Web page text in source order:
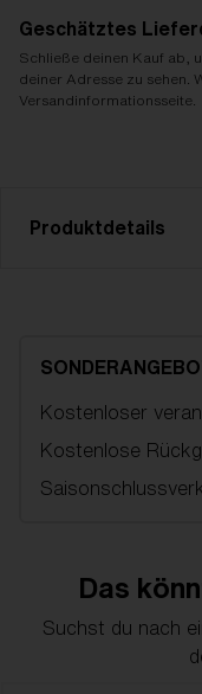
Geschätztes
Schließe deinen Kauf ab,
deiner Adresse zu sehen.
Versandinformationsseite.
Produktdetails
Modellname: Floz
Artikelnummer:
Gläserfarbe:
Kostenloser
Kostenlose
Das
Suchst du nach